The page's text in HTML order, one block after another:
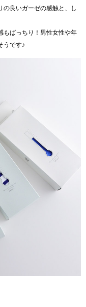
の良いガーゼの感触と、し
もばっちり！男性女性や年
うです♪